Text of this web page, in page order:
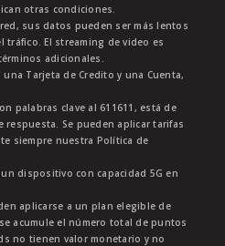
otras condiciones.
sus datos pueden ser más lentos
El streaming de video es
adicionales.
Tarjeta de Credito y una Cuenta,
palabras clave al 611611, está de
respuesta. Se pueden aplicar tarifas
siempre nuestra Política de
dispositivo con capacidad 5G en
aplicarse a un plan elegible de
acumule el número total de puntos
no tienen valor monetario y no